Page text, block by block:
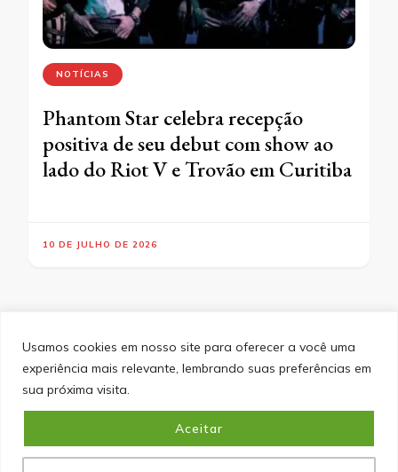
Usamos cookies em nosso site para oferecer a você uma
experiência mais relevante, lembrando suas preferências em
sua próxima visita.
Aceitar
NOTÍCIAS
Phantom Star celebra recepção
positiva de seu debut com show ao
lado do Riot V e Trovão em Curitiba
10 DE JULHO DE 2026
&cópia; Direitos Autorais 2026Portal do Inferno
direitos reservados.Blossom PinIt | Desenvolvido por
Blossom Themes. Desenvolvido porWordPress.Política
SITEMAP POLÍTICA DE PRIVACIDADE
EQUIPE